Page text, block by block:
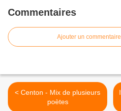
Commentaires
Ajouter un commentaire
< Centon - Mix de plusieurs
poètes